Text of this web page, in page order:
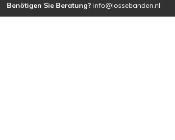
Benötigen Sie Beratung? info@lossebanden.nl